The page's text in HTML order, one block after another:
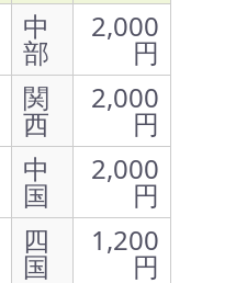
中
部
2,000
円
関
西
2,000
円
中
国
2,000
円
四
国
1,200
円